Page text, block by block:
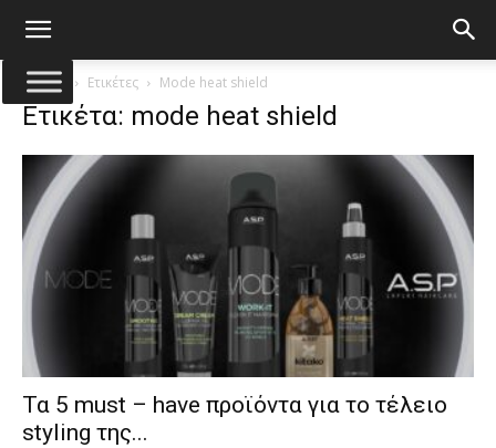
Αρχική Ετικέτες Mode heat shield
Ετικέτα: mode heat shield
Τα 5 must – have προϊόντα για το τέλειο
styling της...